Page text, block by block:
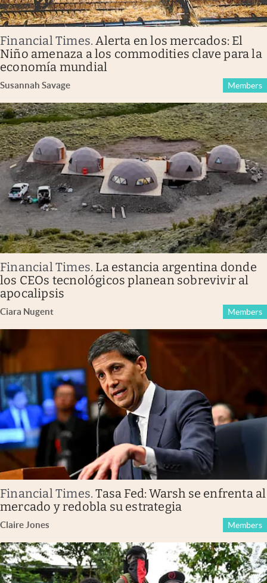
Financial Times. Alerta en los mercados: El
Niño amenaza a los commodities clave para la
economía mundial
Susannah Savage Members
Financial Times. La estancia argentina donde
los CEOs tecnológicos planean sobrevivir al
apocalipsis
Ciara Nugent Members
Financial Times.Tasa Fed: Warsh se enfrenta al
mercado y redobla su estrategia
Claire Jones Members